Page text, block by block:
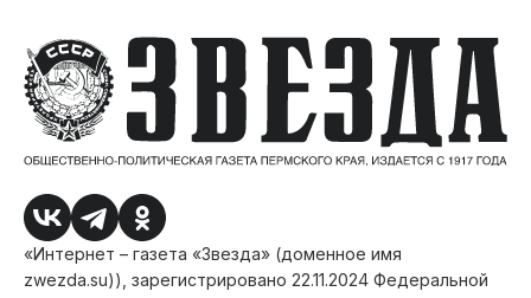
«Интернет – газета «Звезда» (доменное имя
zwezda.su)), зарегистрировано 22.11.2024 Федеральной